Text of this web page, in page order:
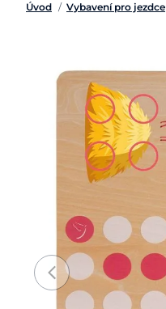
Úvod / Vybavení pro jezdce